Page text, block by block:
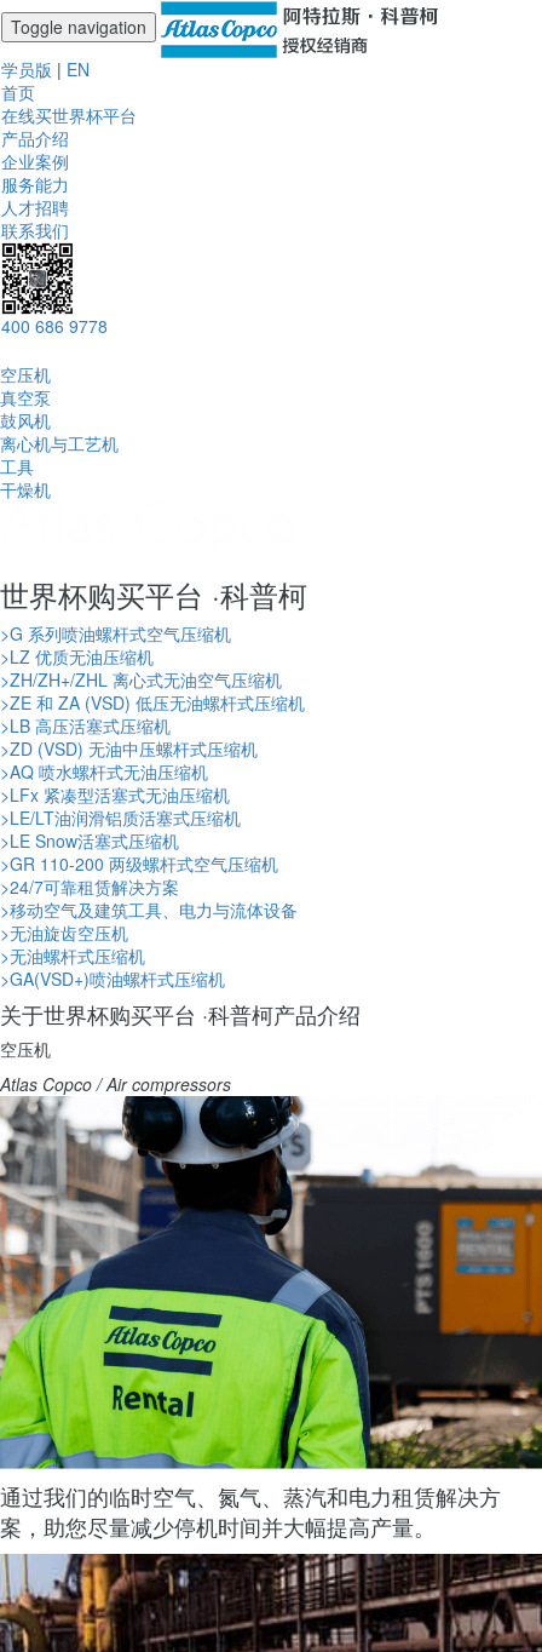
Toggle navigation
学员版 | EN
首页
在线买世界杯平台
产品介绍
企业案例
服务能力
人才招聘
联系我们
400 686 9778
空压机
真空泵
鼓风机
离心机与工艺机
工具
干燥机
世界杯购买平台 ·科普柯
>G 系列喷油螺杆式空气压缩机
>LZ 优质无油压缩机
>ZH/ZH+/ZHL 离心式无油空气压缩机
>ZE 和 ZA (VSD) 低压无油螺杆式压缩机
>LB 高压活塞式压缩机
>ZD (VSD) 无油中压螺杆式压缩机
>AQ 喷水螺杆式无油压缩机
>LFx 紧凑型活塞式无油压缩机
>LE/LT油润滑铝质活塞式压缩机
>LE Snow活塞式压缩机
>GR 110-200 两级螺杆式空气压缩机
>24/7可靠租赁解决方案
>移动空气及建筑工具、电力与流体设备
>无油旋齿空压机
>无油螺杆式压缩机
>GA(VSD+)喷油螺杆式压缩机
关于世界杯购买平台 ·科普柯产品介绍
空压机
Atlas Copco / Air compressors
通过我们的临时空气、氮气、蒸汽和电力租赁解决方
案，助您尽量减少停机时间并大幅提高产量。